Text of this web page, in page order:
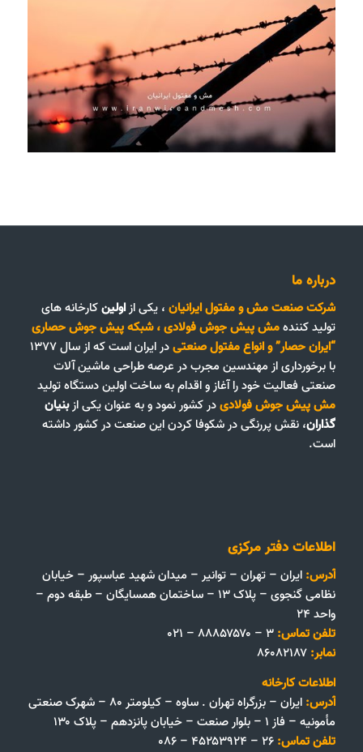
درباره ما
شرکت صنعت مش و مفتول ایرانیان، یکی ازاولینکارخانه های
تولید کنندهمش پیش جوش فولادی،شبکه پیش جوش حصاری
“ایران حصار”وانواع مفتول صنعتی
در ایران است که از سال ۱۳۷۷
با برخورداری از مهندسین مجرب در عرصه طراحی ماشین آلات
صنعتی فعالیت خود را آغاز و اقدام به ساخت اولین دستگاه تولید
مش پیش جوش فولادیدر کشور نمود و به عنوان یکی ازبنیان
گذاران، نقش پررنگی در شکوفا کردن این صنعت در کشور داشته
است.
اطلاعات دفتر مرکزی
آدرس: ایران – تهران – توانیر – میدان شهید عباسپور – خیابان
نظامی گنجوی – پلاک ۱۳ – ساختمان همسایگان – طبقه دوم –
واحد ۲۴
تلفن تماس:
نمابر:
اطلاعات کارخانه
آدرس:
ایران – بزرگراه تهران . ساوه – کیلومتر ۸۰ – شهرک صنعتی
مأمونیه – فاز ۱ – بلوار صنعت – خیابان پانزدهم – پلاک ۱۳۰
تلفن تماس: